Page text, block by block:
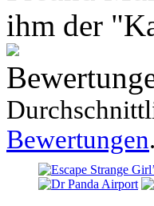
ihm der
Bewertungen.